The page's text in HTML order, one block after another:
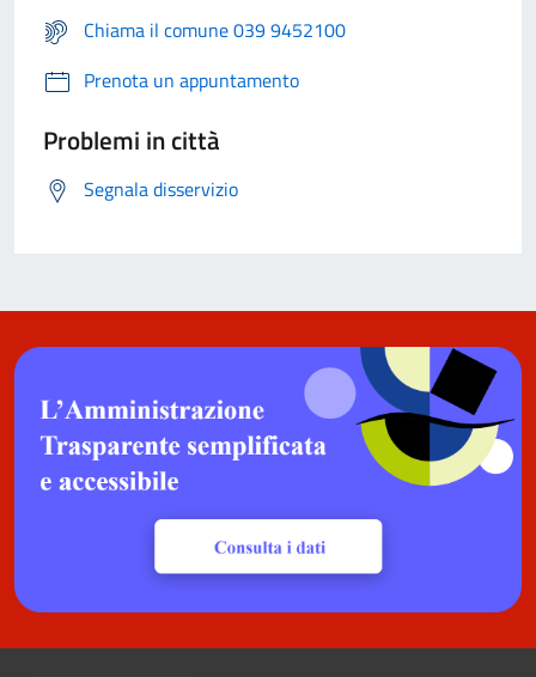
Chiama il comune 039 9452100
Prenota un appuntamento
Problemi in città
Segnala disservizio